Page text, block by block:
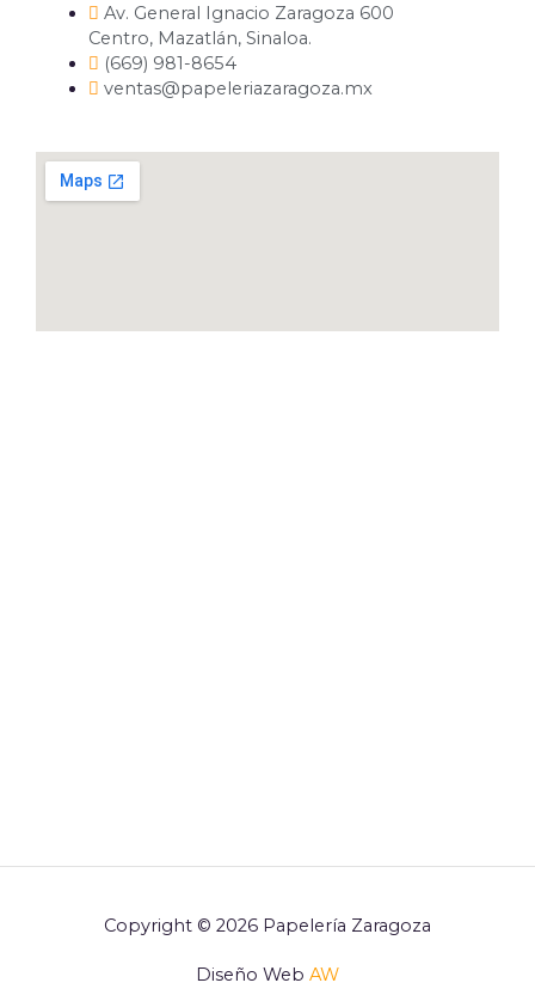
Av. General Ignacio Zaragoza 600
Centro, Mazatlán, Sinaloa.
(669) 981-8654
ventas@papeleriazaragoza.mx
Copyright © 2026 Papelería Zaragoza
Diseño Web AW